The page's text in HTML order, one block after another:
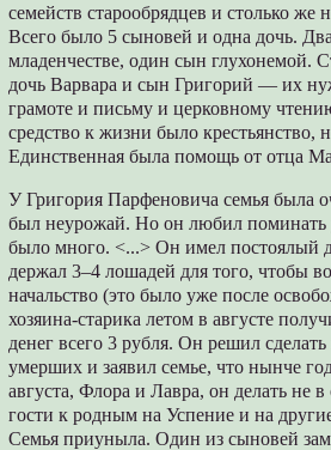
семейств старообрядцев и столько же
Всего было 5 сыновей и одна дочь.
младенчестве, один сын глухонемой.
дочь Варвара и сын Григорий — их
грамоте и письму и церковному
средство к жизни было крестьянство,
Единственная была помощь от отца
У Григория Парфеновича семья была
был неурожай. Но он любил
было много. <...> Он имел
держал 3–4 лошадей для того, чтобы
начальство (это было уже после
хозяина-старика летом в августе
денег всего 3 рубля. Он решил
умерших и заявил семье, что нынче
августа, Флора и Лавра, он делать не
гости к родным на Успение и на
Семья приуныла. Один из сыновей